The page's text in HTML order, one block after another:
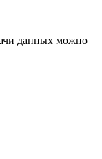
данных можно